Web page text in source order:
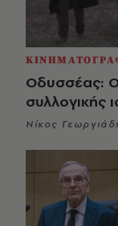
Οδυσσέας: Ο
συλλογικής
Νίκος